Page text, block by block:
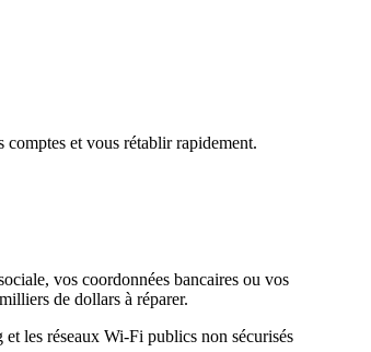
comptes et vous rétablir rapidement.
vos coordonnées bancaires ou vos
de dollars à réparer.
les réseaux Wi-Fi publics non sécurisés